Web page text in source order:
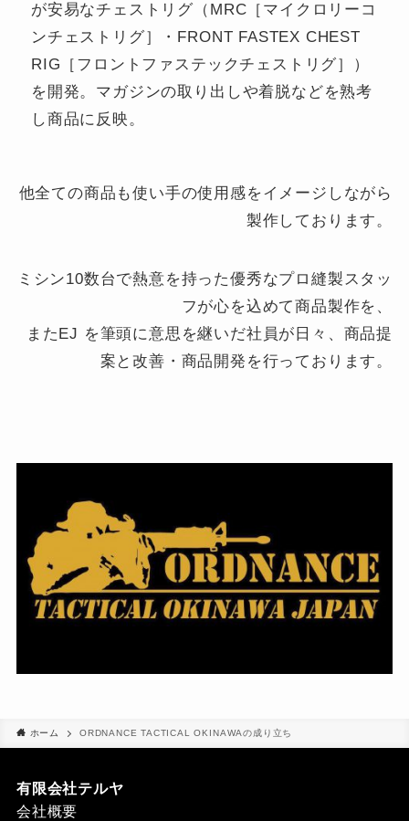
が安易なチェストリグ（MRC［マイクロリーコ
ンチェストリグ］・FRONT FASTEX CHEST
RIG［フロントファステックチェストリグ］）
を開発。マガジンの取り出しや着脱などを熟考
し商品に反映。
他全ての商品も使い手の使用感をイメージしながら
製作しております。
ミシン10数台で熱意を持った優秀なプロ縫製スタッ
フが心を込めて商品製作を、
またEJ を筆頭に意思を継いだ社員が日々、商品提
案と改善・商品開発を行っております。
ホーム ORDNANCE TACTICAL OKINAWAの成り立ち
有限会社テルヤ
会社概要